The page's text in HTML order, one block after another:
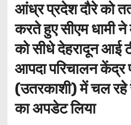
आंध्र प्रदेश दौरे को
करते हुए सीएम धामी
को सीधे देहरादून आई
आपदा परिचालन केंद्र
(उतरकाशी) में चल
का अपडेट लिया